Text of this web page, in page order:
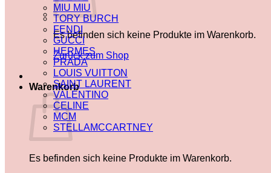
Es befinden sich keine Produkte im Warenkorb.
Zurück zum Shop
Warenkorb
Es befinden sich keine Produkte im Warenkorb.
MIU MIU
TORY BURCH
FENDI
GUCCI
HERMES
PRADA
LOUIS VUITTON
SAINT LAURENT
VALENTINO
CELINE
MCM
STELLAMCCARTNEY